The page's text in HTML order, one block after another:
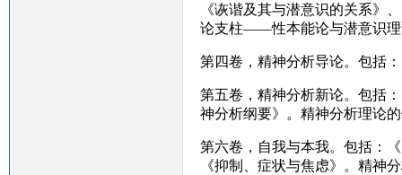
《诙谐及其与潜意识的关系》
论支柱——性本能论与潜意识
第四卷，精神分析导论。包括
第五卷，精神分析新论。包括
神分析纲要》。精神分析理论
第六卷，自我与本我。包括：
《抑制、症状与焦虑》。精神